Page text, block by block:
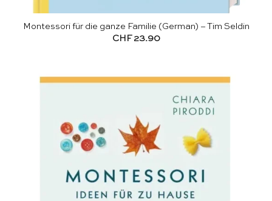
Montessori für die ganze Familie (German) – Tim Seldin
CHF23.90